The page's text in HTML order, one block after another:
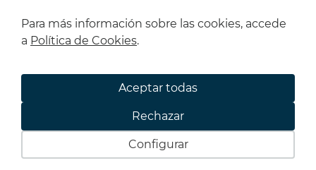
Suscribirme
© 2026 L'Artística
Política de cookies
Condiciones de compra
Powered byComertis
Para más información sobre las cookies, accede
a Política de Cookies.
Aceptar todas
Rechazar
Configurar